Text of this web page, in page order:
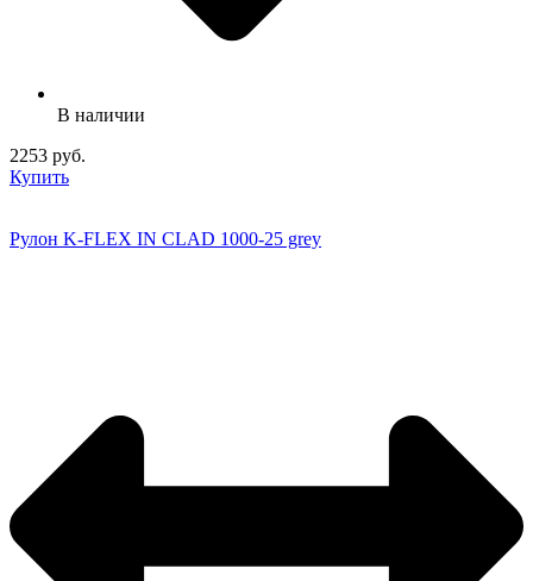
В наличии
2253 руб.
Купить
Рулон K-FLEX IN CLAD 1000-25 grey